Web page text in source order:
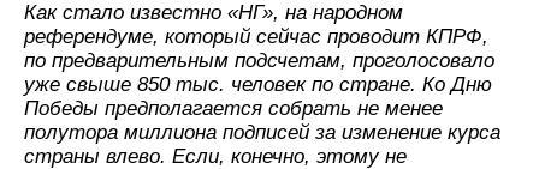
Как стало известно «НГ», на народном
референдуме, который сейчас проводит КПРФ,
по предварительным подсчетам, проголосовало
уже свыше 850 тыс. человек по стране. Ко Дню
Победы предполагается собрать не менее
полутора миллиона подписей за изменение курса
страны влево. Если, конечно, этому не